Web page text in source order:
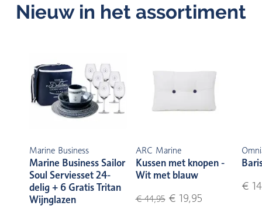
Nieuw in het assortiment
Marine Business
Marine Business Sailor
Soul Serviesset 24-
delig + 6 Gratis Tritan
Wijnglazen
ARC Marine
Kussen met knopen -
Wit met blauw
€ 44,95€ 19,95
€